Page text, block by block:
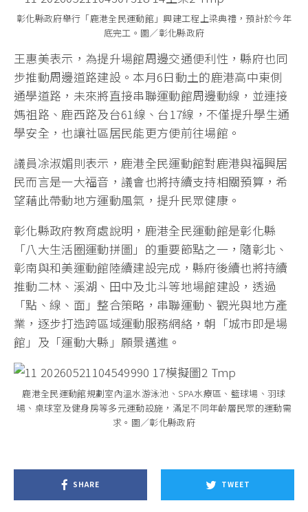
彰化縣政府舉行「鹿港全民運動館」興建工程上梁典禮，預計於今年
底完工。圖／彰化縣政府
王惠美表示，為提升場館周邊交通便利性，縣府也同
步推動周邊道路建設。本月6日動土的鹿港高中東側
通學道路，未來將直接串聯運動館周邊動線，並連接
媽祖路、鹿西路及台61線、台17線，不僅提升學生通
學安全，也讓社區居民能更方便前往場館。
議員凃淑媚則表示，鹿港全民運動館對鹿港與福興居
民而言是一大福音，議會也將持續支持相關預算，希
望藉此帶動地方運動風氣，提升民眾健康。
彰化縣政府教育處說明，鹿港全民運動館是彰化縣
「八大生活圈運動拼圖」的重要節點之一，隨彰北、
彰南與和美運動館陸續建設完成，縣府後續也將持續
推動二林、溪湖、田中及北斗等地場館建設，透過
「點、線、面」整合策略，串聯運動、觀光與地方產
業，逐步打造跨區域運動服務網絡，朝「城市即是場
館」及「運動大縣」願景邁進。
鹿港全民運動館規劃室內溫水游泳池、SPA水療區、籃球場、羽球
場、桌球室及健身房等多元運動設施，滿足不同年齡層民眾的運動需
求。圖／彰化縣政府
SHARE TWEET